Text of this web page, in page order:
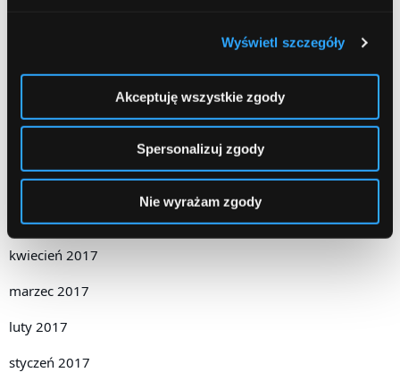
Wyświetl szczegóły
Akceptuję wszystkie zgody
Spersonalizuj zgody
Nie wyrażam zgody
październik 2017
czerwiec 2017
maj 2017
kwiecień 2017
marzec 2017
luty 2017
styczeń 2017